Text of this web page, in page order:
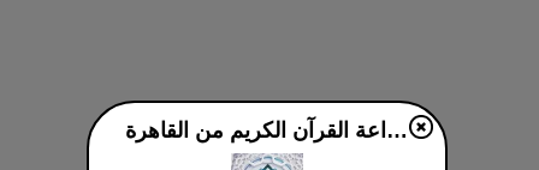
إذاعة القرآن الكريم من القاهرة diretta